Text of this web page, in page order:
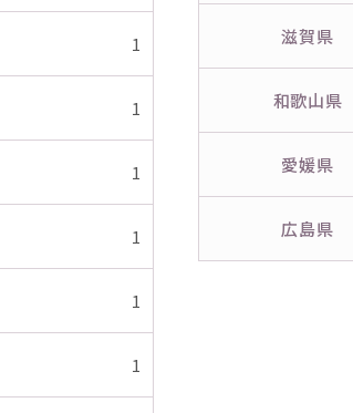
1
1
1
1
1
1
滋賀県
和歌山県
愛媛県
広島県